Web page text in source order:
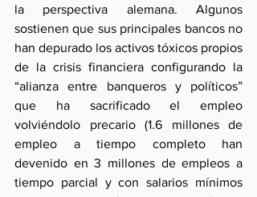
la perspectiva alemana. Algunos
sostienen que sus principales bancos no
han depurado los activos tóxicos propios
de la crisis financiera configurando la
“alianza entre banqueros y políticos”
que ha sacrificado el empleo
volviéndolo precario (1.6 millones de
empleo a tiempo completo han
devenido en 3 millones de empleos a
tiempo parcial y con salarios mínimos